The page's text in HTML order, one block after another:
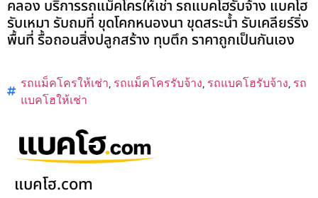
คลอง บริการรถแม็คโครให้เช่า รถแบคโฮรับจ้าง แบคโฮ
รับเหมา รับถมที่ ขุดโคกหนองนา ขุดสระน้ำ รับเคลียร์ริ่ง
พื้นที่ รื้อถอนสิ่งปลูกสร้าง ทุบตึก ราคาถูกเป็นกันเอง
รถแม็คโครให้เช่า, รถแม็คโครรับจ้าง, รถแบคโฮรับจ้าง, รถ
แบคโฮให้เช่า
แบคโฮ.com